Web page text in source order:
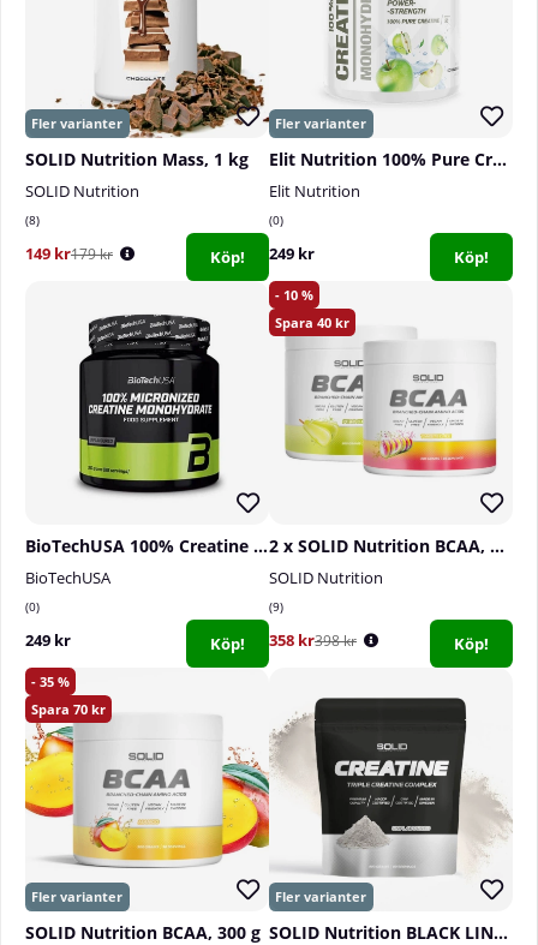
av 220 gram pulver.
SOLID Nutrition Mass, 1 kg
SOLID Nutrition
8
149 kr179 kr Köp!
Elit Nutrition 100% Pure Creatine Monohydrate, 300 g
Elit Nutrition
0
249 kr Köp!
BioTechUSA 100% Creatine Monohydrate, 300 g
BioTechUSA
0
249 kr Köp!
10
40
2 x SOLID Nutrition BCAA, 300 g
SOLID Nutrition
9
358 kr398 kr Köp!
35
70
SOLID Nutrition BCAA, 300 g SOLID Nutrition BLACK LINE Creatine, 400 g